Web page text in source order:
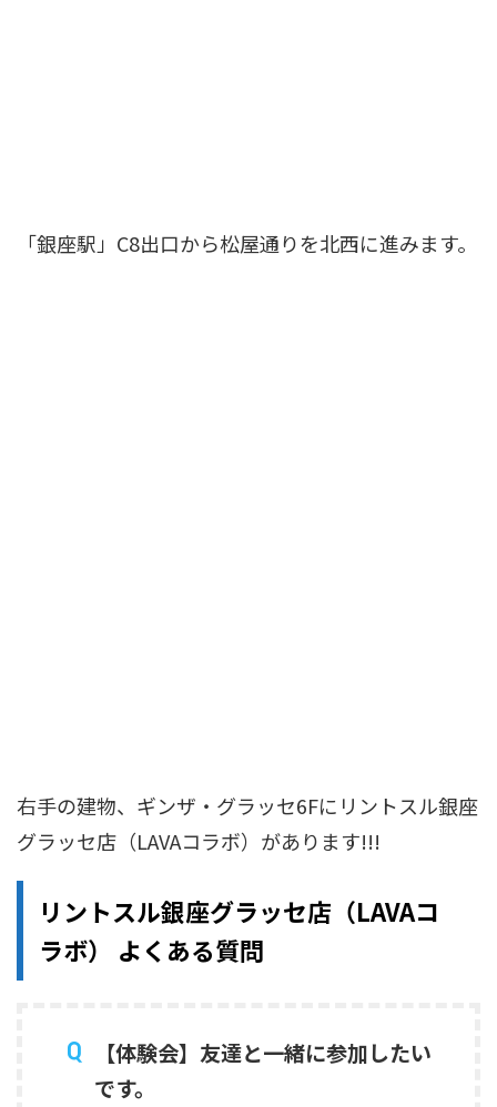
「銀座駅」C8出口から松屋通りを北西に進みます。
右手の建物、ギンザ・グラッセ6Fにリントスル銀座
グラッセ店（LAVAコラボ）があります!!!
リントスル銀座グラッセ店（LAVAコ
ラボ） よくある質問
【体験会】友達と一緒に参加したい
です。